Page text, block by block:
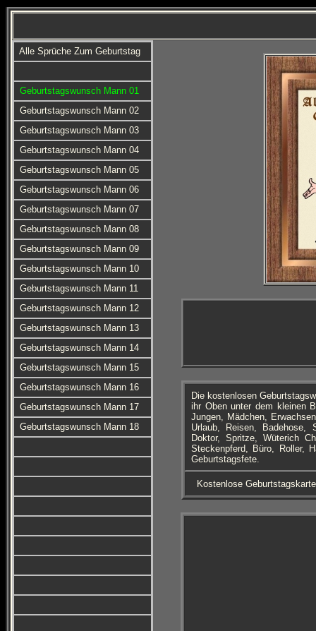
Alle Sprüche Zum Geburtstag
Geburtstagswunsch Mann 01
Geburtstagswunsch Mann 02
Geburtstagswunsch Mann 03
Geburtstagswunsch Mann 04
Geburtstagswunsch Mann 05
Geburtstagswunsch Mann 06
Geburtstagswunsch Mann 07
Geburtstagswunsch Mann 08
Geburtstagswunsch Mann 09
Geburtstagswunsch Mann 10
Geburtstagswunsch Mann 11
Geburtstagswunsch Mann 12
Geburtstagswunsch Mann 13
Geburtstagswunsch Mann 14
Geburtstagswunsch Mann 15
Geburtstagswunsch Mann 16
Geburtstagswunsch Mann 17
Geburtstagswunsch Mann 18
Die kostenlosen
ihr Oben unter dem kleinen
Jungen, Mädchen,
Urlaub, Reisen, Badehose,
Doktor, Spritze, Wüterich
Steckenpferd, Büro, Roller,
Geburtstagsfete.
Kostenlose